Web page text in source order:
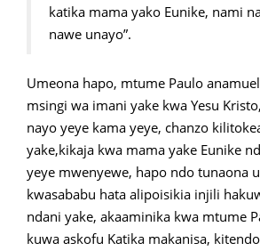
katika mama yako Eunike, nami
nawe unayo”.
Umeona hapo, mtume Paulo
msingi wa imani yake kwa Yesu
nayo yeye kama yeye, chanzo
yake,kikaja kwa mama yake Eunike
yeye mwenyewe, hapo ndo tunaona
kwasababu hata alipoisikia injili
ndani yake, akaaminika kwa mtume
kuwa askofu Katika makanisa,